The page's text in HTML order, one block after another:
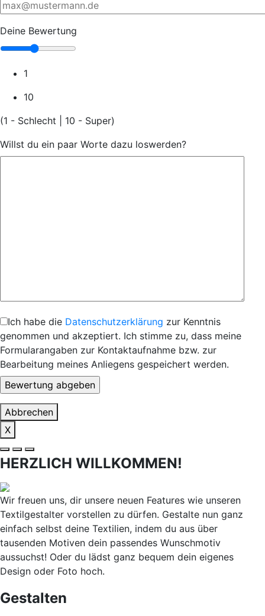
Deine Bewertung
1
10
(1 - Schlecht | 10 - Super)
Willst du ein paar Worte dazu loswerden?
Ich habe die Datenschutzerklärung zur Kenntnis
genommen und akzeptiert. Ich stimme zu, dass meine
Formularangaben zur Kontaktaufnahme bzw. zur
Bearbeitung meines Anliegens gespeichert werden.
Abbrechen
X
HERZLICH WILLKOMMEN!
Wir freuen uns, dir unsere neuen Features wie unseren
Textilgestalter vorstellen zu dürfen. Gestalte nun ganz
einfach selbst deine Textilien, indem du aus über
tausenden Motiven dein passendes Wunschmotiv
aussuchst! Oder du lädst ganz bequem dein eigenes
Design oder Foto hoch.
Gestalten